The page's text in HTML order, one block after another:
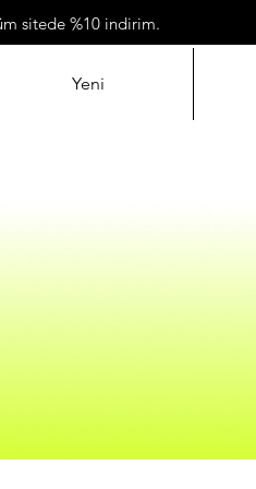
sitede %10 indirim.
Yeni